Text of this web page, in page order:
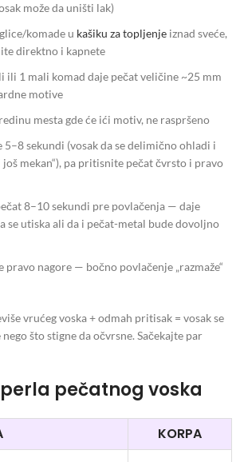
može da uništi lak)
komade u kašiku za topljenje iznad sveće,
direktno i kapnete
ili 1 mali komad daje pečat veličine ~25 mm
motive
mesta gde će ići motiv, ne raspršeno
5–8 sekundi (vosak da se delimično ohladi i
još mekan“), pa pritisnite pečat čvrsto i pravo
8–10 sekundi pre povlačenja — daje
se utiska ali da i pečat-metal bude dovoljno
pravo nagore — bočno povlačenje „razmaže“
vrućeg voska + odmah pritisak = vosak se
nego što stigne da očvrsne. Sačekajte par
perla pečatnog voska
KORPA